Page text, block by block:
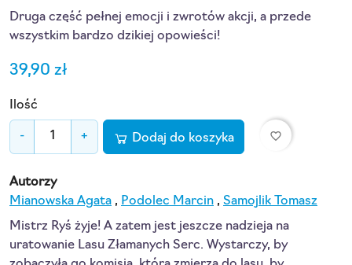
Druga część pełnej emocji i zwrotów akcji, a przede
wszystkim bardzo dzikiej opowieści!
39,90 zł
Ilość
- + Dodaj do koszyka favorite_border
Autorzy
Mianowska Agata , Podolec Marcin , Samojlik Tomasz
Mistrz Ryś żyje! A zatem jest jeszcze nadzieja na
uratowanie Lasu Złamanych Serc. Wystarczy, by